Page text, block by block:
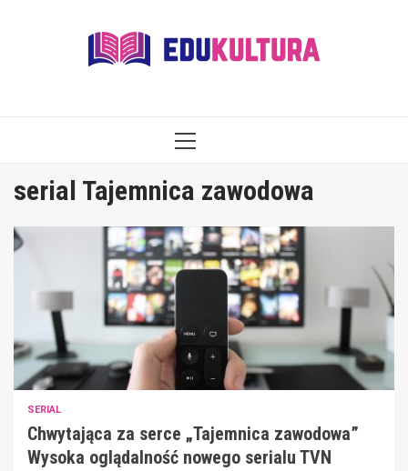
PRIMARY
serial Tajemnica zawodowa
SERIAL
Chwytająca za serce „Tajemnica zawodowa”
Wysoka oglądalność nowego serialu TVN